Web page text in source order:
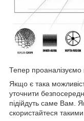
Тепер проаналізуємо
Якщо є така
уточнити
підійдуть саме Вам.
скористайтеся